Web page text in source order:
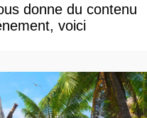
donne du contenu
voici